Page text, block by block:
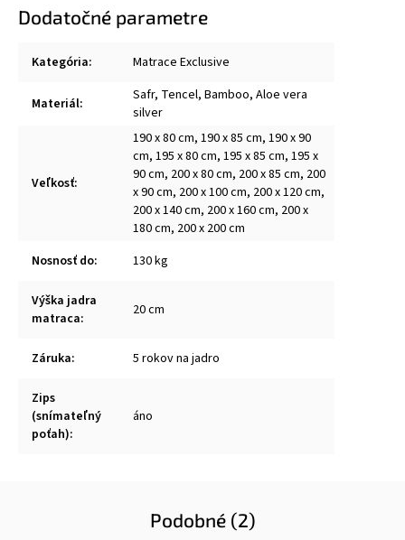
Dodatočné parametre
Kategória: Matrace Exclusive
Materiál:
Safr, Tencel, Bamboo, Aloe vera
silver
Veľkosť:
190 x 80 cm, 190 x 85 cm, 190 x 90
cm, 195 x 80 cm, 195 x 85 cm, 195 x
90 cm, 200 x 80 cm, 200 x 85 cm, 200
x 90 cm, 200 x 100 cm, 200 x 120 cm,
200 x 140 cm, 200 x 160 cm, 200 x
180 cm, 200 x 200 cm
Nosnosť do: 130 kg
Výška jadra
matraca: 20 cm
Záruka: 5 rokov na jadro
Zips
(snímateľný
poťah):
áno
Podobné (2)